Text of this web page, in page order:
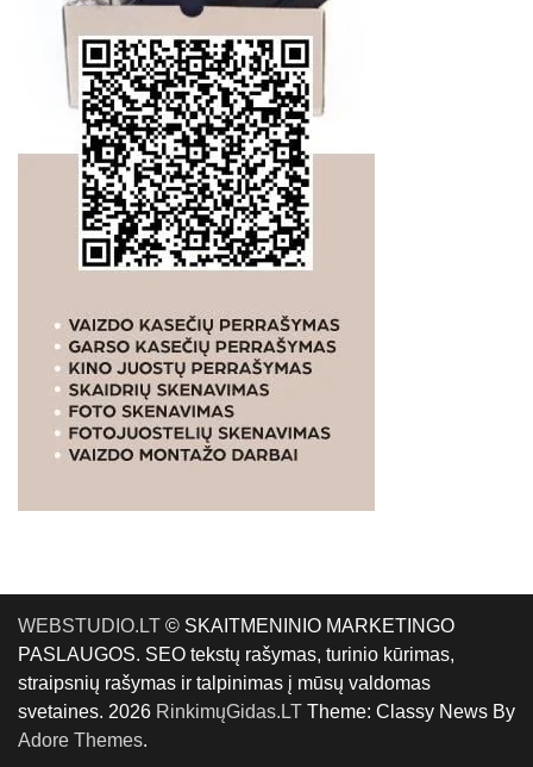
WEBSTUDIO.LT © SKAITMENINIO MARKETINGO
PASLAUGOS. SEO tekstų rašymas, turinio kūrimas,
straipsnių rašymas ir talpinimas į mūsų valdomas
svetaines. 2026 RinkimųGidas.LT Theme: Classy News By
Adore Themes.